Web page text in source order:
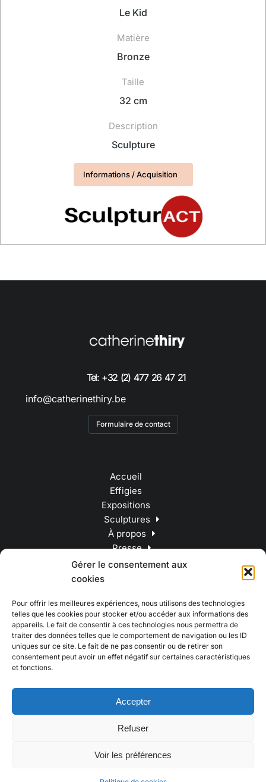
Gérer le consentement aux
cookies
Pour offrir les meilleures expériences, nous utilisons des technologies
telles que les cookies pour stocker et/ou accéder aux informations des
appareils. Le fait de consentir à ces technologies nous permettra de
traiter des données telles que le comportement de navigation ou les ID
uniques sur ce site. Le fait de ne pas consentir ou de retirer son
consentement peut avoir un effet négatif sur certaines caractéristiques
et fonctions.
Accepter
Refuser
Voir les préférences
Le Kid
Matière
Bronze
Taille
32 cm
Description
Sculpture
Informations / Acquisition
Tel: +32 (2) 477 26 47 21
info@catherinethiry.be
Formulaire de contact
Accueil
Effigies
Expositions
Sculptures
À propos
Presse
Contact
© 2023 Catherine Thiry – Tous droits réservés